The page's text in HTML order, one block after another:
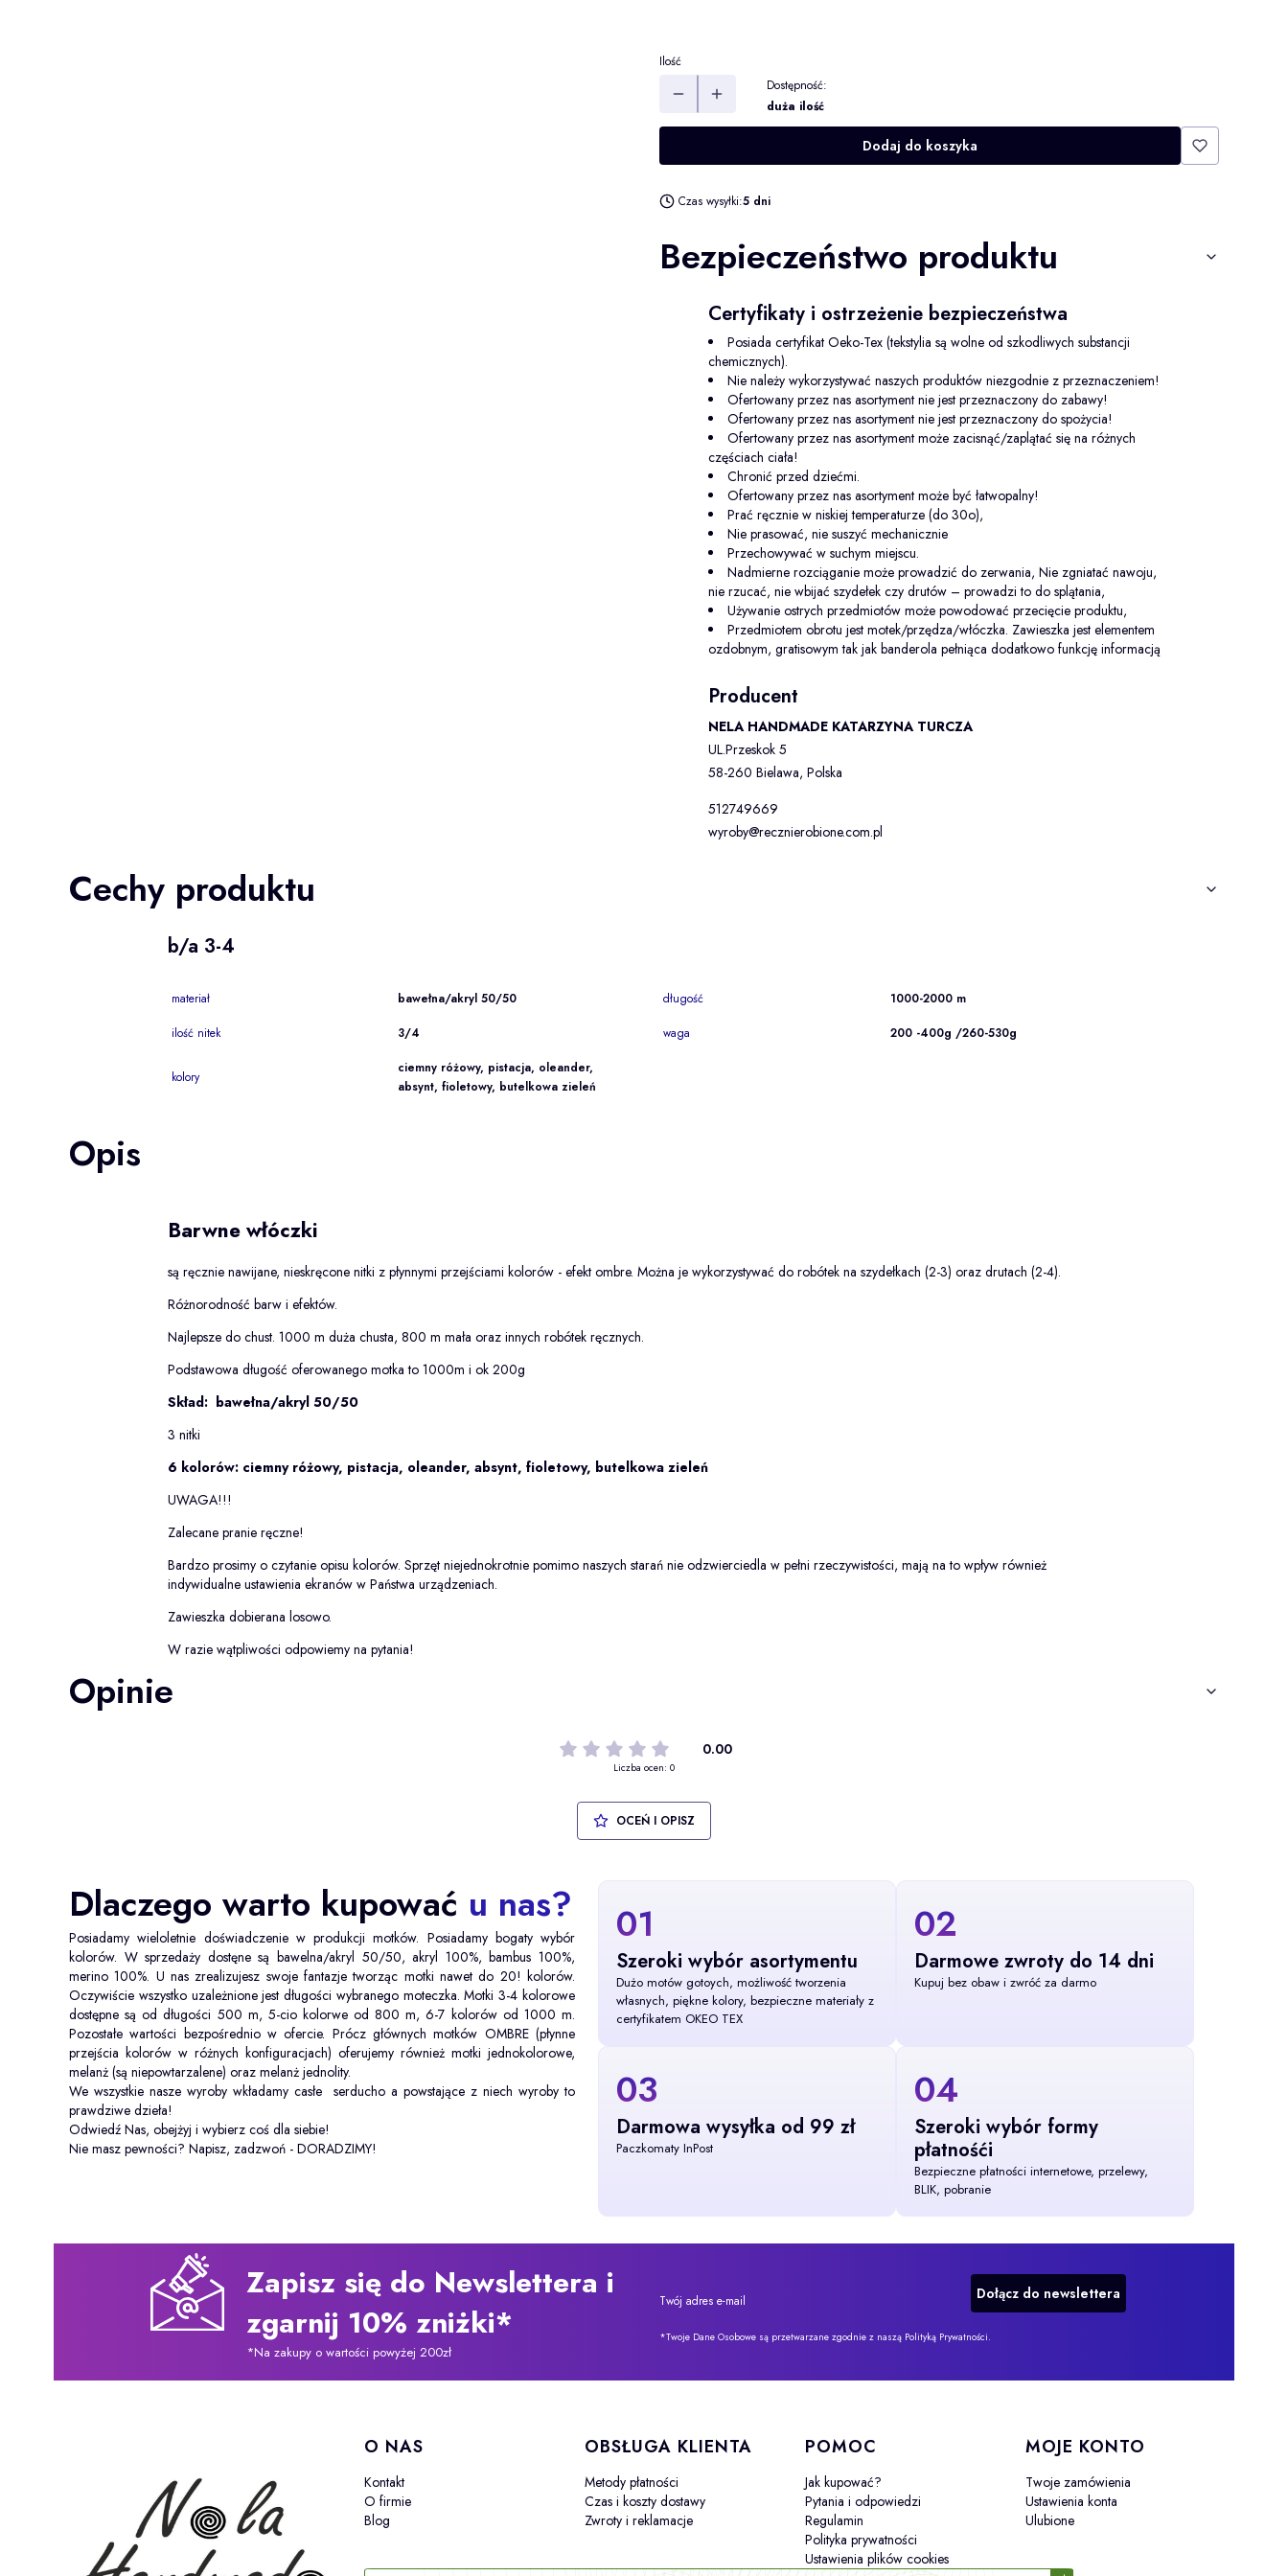
Ilość
Dostępność:
duża ilość
Dodaj do koszyka
Czas wysyłki:5 dni
Bezpieczeństwo produktu
Certyfikaty i ostrzeżenie bezpieczeństwa
Posiada certyfikat Oeko-Tex (tekstylia są wolne od szkodliwych substancji
chemicznych).
Nie należy wykorzystywać naszych produktów niezgodnie z przeznaczeniem!
Ofertowany przez nas asortyment nie jest przeznaczony do zabawy!
Ofertowany przez nas asortyment nie jest przeznaczony do spożycia!
Ofertowany przez nas asortyment może zacisnąć/zaplątać się na różnych
częściach ciała!
Chronić przed dziećmi.
Ofertowany przez nas asortyment może być łatwopalny!
Prać ręcznie w niskiej temperaturze (do 30o),
Nie prasować, nie suszyć mechanicznie
Przechowywać w suchym miejscu.
Nadmierne rozciąganie może prowadzić do zerwania, Nie zgniatać nawoju,
nie rzucać, nie wbijać szydełek czy drutów – prowadzi to do splątania,
Używanie ostrych przedmiotów może powodować przecięcie produktu,
Przedmiotem obrotu jest motek/przędza/włóczka. Zawieszka jest elementem
ozdobnym, gratisowym tak jak banderola pełniąca dodatkowo funkcję informacją
Producent
NELA HANDMADE KATARZYNA TURCZA
UL.Przeskok 5
58-260 Bielawa, Polska
512749669
wyroby@recznierobione.com.pl
Cechy produktu
b/a 3-4
materiał bawełna/akryl 50/50 długość
1000-2000 m
ilość nitek
3/4 waga 200 -400g /260-530g
kolory
ciemny różowy, pistacja, oleander,
absynt, fioletowy, butelkowa zieleń
Opis
Barwne włóczki
są ręcznie nawijane, nieskręcone nitki z płynnymi przejściami kolorów - efekt ombre. Można je wykorzystywać do robótek na szydełkach (2-3) oraz drutach (2-4).
Różnorodność barw i efektów.
Najlepsze do chust. 1000 m duża chusta, 800 m mała oraz innych robótek ręcznych.
Podstawowa długość oferowanego motka to 1000m i ok 200g
Skład: bawełna/akryl 50/50
3 nitki
6 kolorów: ciemny różowy, pistacja, oleander, absynt, fioletowy, butelkowa zieleń
UWAGA!!!
Zalecane pranie ręczne!
Bardzo prosimy o czytanie opisu kolorów. Sprzęt niejednokrotnie pomimo naszych starań nie odzwierciedla w pełni rzeczywistości, mają na to wpływ również
indywidualne ustawienia ekranów w Państwa urządzeniach.
Zawieszka dobierana losowo.
W razie wątpliwości odpowiemy na pytania!
Opinie
0.00
Liczba ocen: 0
OCEŃ I OPISZ
Dlaczego warto kupować u nas?
Posiadamy wieloletnie doświadczenie w produkcji motków. Posiadamy bogaty wybór
kolorów. W sprzedaży dostęne są bawelna/akryl 50/50, akryl 100%, bambus 100%,
merino 100%. U nas zrealizujesz swoje fantazje tworząc motki nawet do 20! kolorów.
Oczywiście wszystko uzależnione jest długości wybranego moteczka. Motki 3-4 kolorowe
dostępne są od długości 500 m, 5-cio kolorwe od 800 m, 6-7 kolorów od 1000 m.
Pozostałe wartości bezpośrednio w ofercie. Prócz głównych motków OMBRE (płynne
przejścia kolorów w różnych konfiguracjach) oferujemy również motki jednokolorowe,
melanż (są niepowtarzalene) oraz melanż jednolity.
We wszystkie nasze wyroby wkładamy casłe serducho a powstające z niech wyroby to
prawdziwe dzieła!
Odwiedź Nas, obejżyj i wybierz coś dla siebie!
Nie masz pewności? Napisz, zadzwoń - DORADZIMY!
01
Szeroki wybór asortymentu
Dużo motów gotoych, możliwość tworzenia
własnych, piękne kolory, bezpieczne materiały z
certyfikatem OKEO TEX
02
Darmowe zwroty do 14 dni
Kupuj bez obaw i zwróć za darmo
03
Darmowa wysyłka od 99 zł
Paczkomaty InPost
04
Szeroki wybór formy
płatnośći
Bezpieczne płatności internetowe, przelewy,
BLIK, pobranie
Zapisz się do Newslettera i
zgarnij 10% zniżki*
*Na zakupy o wartości powyżej 200zł
Twój adres e-mail Dołącz do newslettera
*Twoje Dane Osobowe są przetwarzane zgodnie z naszą Polityką Prywatności.
Linki w stopce
O NAS
Kontakt
O firmie
Blog
OBSŁUGA KLIENTA
Metody płatności
Czas i koszty dostawy
Zwroty i reklamacje
POMOC
Jak kupować?
Pytania i odpowiedzi
Regulamin
Polityka prywatności
Ustawienia plików cookies
MOJE KONTO
Twoje zamówienia
Ustawienia konta
Ulubione